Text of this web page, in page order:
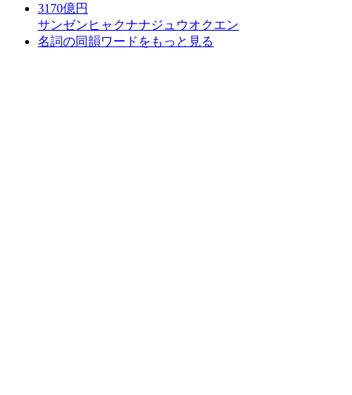
3170億円
サンゼンヒャクナナジュウオクエン
名詞の同韻ワードをもっと見る